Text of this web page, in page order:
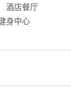
酒店餐厅
身中心